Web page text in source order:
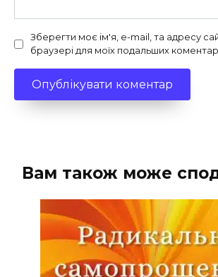
Зберегти моє ім'я, e-mail, та адресу
браузері для моїх подальших
Вам також може